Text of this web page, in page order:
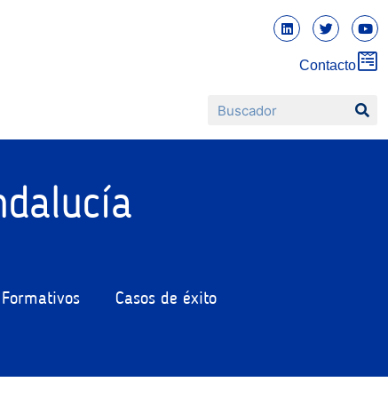
Contacto
Casos de éxito